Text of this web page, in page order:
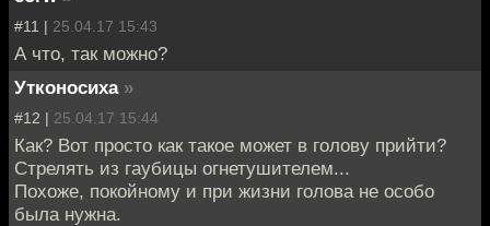
#11 | 25.04.17 15:43
А что, так можно?
Утконосиха »
#12 | 25.04.17 15:44
Как? Вот просто как такое может в голову прийти?
Стрелять из гаубицы огнетушителем...
Похоже, покойному и при жизни голова не особо
была нужна.